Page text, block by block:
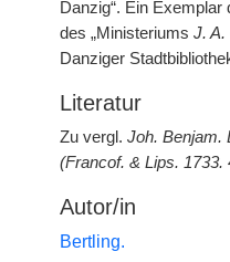
Danzig“. Ein
des „Ministeriums J. A.
Danziger
Literatur
Zu vergl. Joh. Benjam.
(Francof. & Lips. 1733.
Autor/in
Bertling.